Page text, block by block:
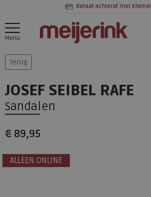
Betaal achteraf met Klarna!
Menu
Terug
JOSEF SEIBEL RAFE
Sandalen
€ 89,95
ALLEEN ONLINE